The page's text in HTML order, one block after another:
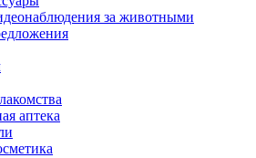
за животными
аптека